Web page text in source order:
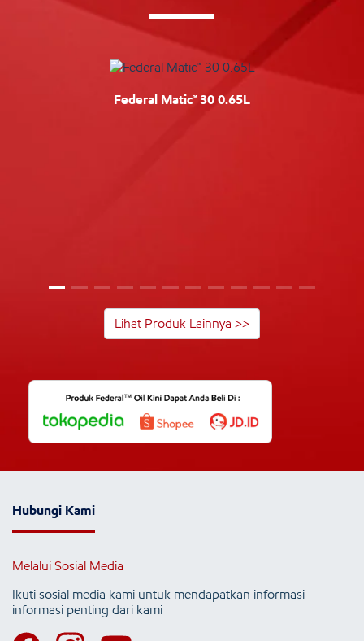
Federal Matic™ 30 0.65L
Lihat Produk Lainnya >>
Hubungi Kami
Melalui Sosial Media
Ikuti sosial media kami untuk mendapatkan informasi-
informasi penting dari kami